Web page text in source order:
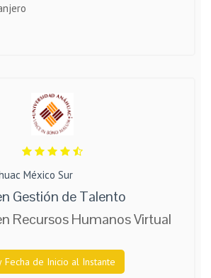
México Sur
Gestión de Talento
Recursos Humanos Virtual
Fecha de Inicio al Instante